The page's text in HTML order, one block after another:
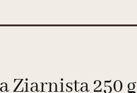
Ziarnista 250 g